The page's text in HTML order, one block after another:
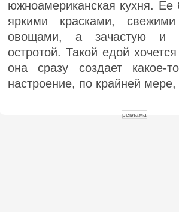
южноамериканская кухня. Ее
яркими красками,
овощами, а зачастую и
остротой. Такой едой
она сразу создает какое-
настроение, по крайней мере,
реклама